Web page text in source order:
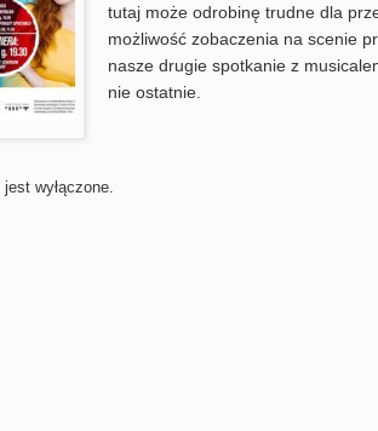
tutaj może odrobinę trudne dla
możliwość zobaczenia na scenie
nasze drugie spotkanie z
nie ostatnie.
wyłączone.